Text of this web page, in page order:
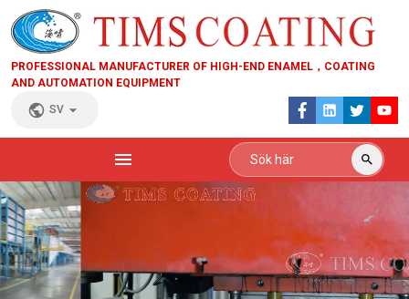
PROFESSIONAL MANUFACTURER OF HIGH-END ENAMEL，COATING
AND AUTOMATION EQUIPMENT
SV